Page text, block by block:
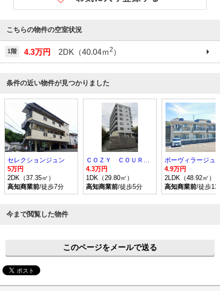
こちらの物件の空室状況
1階 4.3万円 2DK（40.04ｍ2）
条件の近い物件が見つかりました
セレクションジュン
5万円
2DK（37.35㎡）
高知商業前/徒歩7分
ＣＯＺＹ ＣＯＵＲＴ（コージーコート）
4.3万円
1DK（29.80㎡）
高知商業前/徒歩5分
4.9万円
2LDK（48.92㎡）
高知商業前/徒歩13
今まで閲覧した物件
このページをメールで送る